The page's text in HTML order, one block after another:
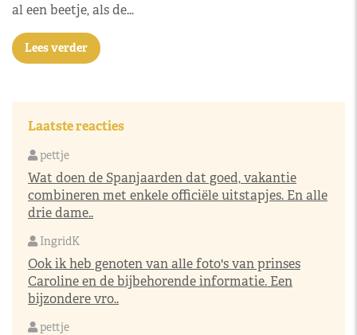
al een beetje, als de…
Lees verder
Laatste reacties
pettje
Wat doen de Spanjaarden dat goed, vakantie
combineren met enkele officiële uitstapjes. En alle
drie dame..
IngridK
Ook ik heb genoten van alle foto's van prinses
Caroline en de bijbehorende informatie. Een
bijzondere vro..
pettje